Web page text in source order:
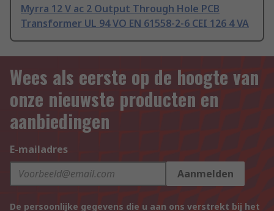
Myrra 12 V ac 2 Output Through Hole PCB
Transformer UL 94 VO EN 61558-2-6 CEI 126 4 VA
Wees als eerste op de hoogte van
onze nieuwste producten en
aanbiedingen
E-mailadres
Aanmelden
De persoonlijke gegevens die u aan ons verstrekt bij het